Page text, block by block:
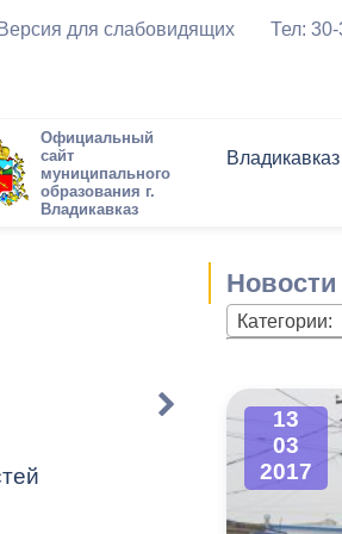
для слабовидящих Тел:
Официальный
сайт
муниципального
образования г.
Владикавказ
Владикавказ
Устав города
Города-
городского
Торги и
Формы
Обратная
Комиссии
График
Новостная
Актуально
Новости
Категории:
13
03
2017